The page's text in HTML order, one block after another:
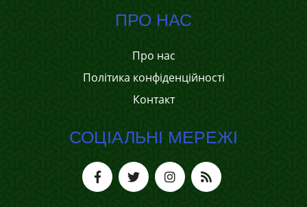
ПРО НАС
Про нас
Політика конфіденційності
Контакт
СОЦІАЛЬНІ МЕРЕЖІ